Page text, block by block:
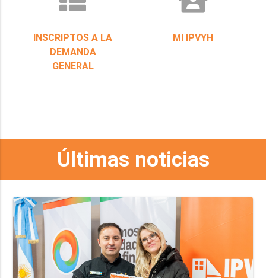
INSCRIPTOS A LA
DEMANDA
GENERAL
MI IPVYH
Últimas noticias